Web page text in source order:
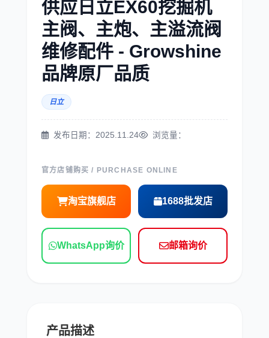
洋马 住友
神钢
现代 帕金斯
供应日立EX60挖掘机
主阀、主炮、主溢流阀
维修配件 - Growshine
品牌原厂品质
日立
发布日期：2025.11.24 浏览量：
官方店铺购买 / PURCHASE ONLINE
淘宝旗舰店 1688批发店
WhatsApp询价 邮箱询价
产品描述